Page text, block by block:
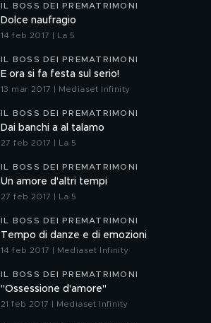
IL BOSS DEI PREMATRIMONI
Dolce naufragio
14 feb 2017 | La 5
IL BOSS DEI PREMATRIMONI
E ora si fa festa sul serio!
13 mar 2017 | Mediaset Infinity
IL BOSS DEI PREMATRIMONI
Dai banchi a al talamo
27 feb 2017 | La 5
IL BOSS DEI PREMATRIMONI
Un amore d'altri tempi
27 feb 2017 | La 5
IL BOSS DEI PREMATRIMONI
Tempo di danze e di emozioni
14 feb 2017 | Mediaset Infinity
IL BOSS DEI PREMATRIMONI
"Ossessione d'amore"
21 feb 2017 | Mediaset Infinity